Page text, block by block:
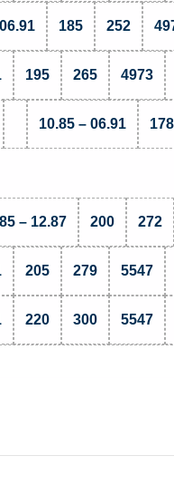
185 252
195 265 4973
10.85 – 06.91 178
– 12.87 200 272
205 279 5547
220 300 5547